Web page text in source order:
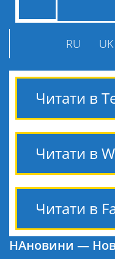
RU UK
Читати в
Читати в
Читати в
НАновини —